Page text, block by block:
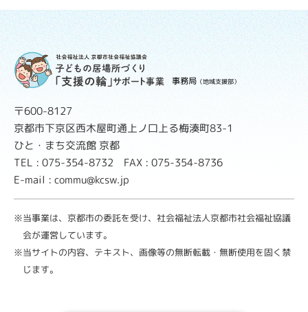
事務局 （地域支援部）
〒600-8127
京都市下京区西木屋町通上ノ口上る梅湊町83-1
ひと・まち交流館 京都
TEL : 075-354-8732 FAX : 075-354-8736
E-mail : commu@kcsw.jp
※当事業は、京都市の委託を受け、社会福祉法人京都市社会福祉協議
会が運営しています。
※当サイトの内容、テキスト、画像等の無断転載・無断使用を固く禁
じます。